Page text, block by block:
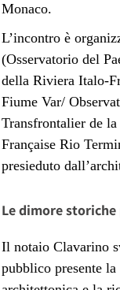
Monaco.
L’incontro è
(Osservatorio del
della Riviera Italo-
Fiume Var/
Transfrontalier de
Française Rio
presieduto
Le dimore
Il notaio Clavarino
pubblico presente